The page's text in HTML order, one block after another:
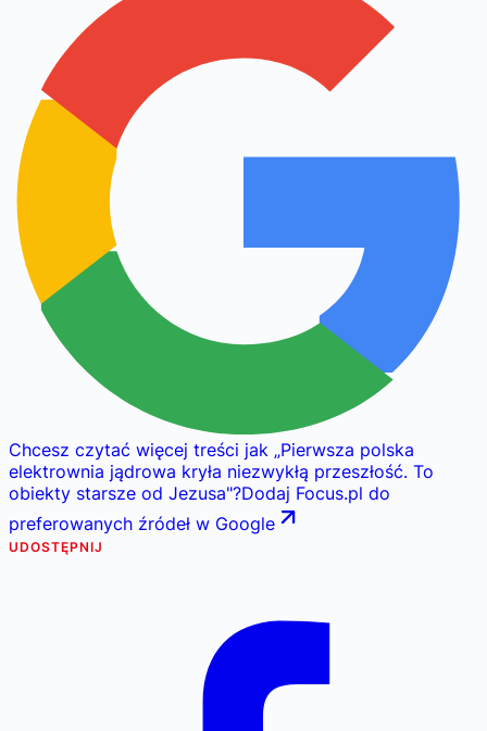
Chcesz czytać więcej treści jak „Pierwsza polska
elektrownia jądrowa kryła niezwykłą przeszłość. To
obiekty starsze od Jezusa"?Dodaj Focus.pl do
preferowanych źródeł w Google
UDOSTĘPNIJ